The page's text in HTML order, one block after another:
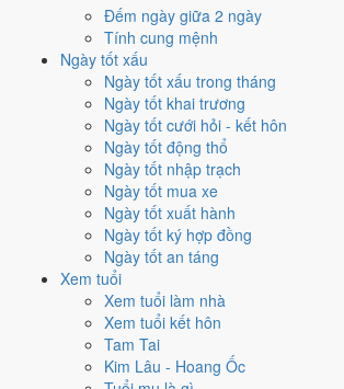
Đếm ngày giữa 2 ngày
Tính cung mệnh
Ngày tốt xấu
Ngày tốt xấu trong tháng
Ngày tốt khai trương
Ngày tốt cưới hỏi - kết hôn
Ngày tốt động thổ
Ngày tốt nhập trạch
Ngày tốt mua xe
Ngày tốt xuất hành
Ngày tốt ký hợp đồng
Ngày tốt an táng
Xem tuổi
Xem tuổi làm nhà
Xem tuổi kết hôn
Tam Tai
Kim Lâu - Hoang Ốc
Rất tốt
Xuất hành - đi xa hôm nay ởmức rất tốt (8/
Mãn và Ngày Hoàng Đạo
Cách tính ngày tốt
Tìm hiểu cách chấm:Trực Mãn nghĩa là gì
phân biệt Hoàng Đạo - Hắc Đạo· Can Chi và
Điểm số tổng hợp từ Trực, Sao 28 Tú và Hoàng
sánh cả tháng
Nếu ngày 23/11/2026
việc của bạn thì sao?
Ngày 23/11 tốt tổng thể nhưng không phải việc
việc bị chấm thấp nhất hôm nay là
3 cách hạ rủi ro mà vẫn giữ được lịch của bạn.
Coi việc vào giờ Hoàng Đạo trong chính